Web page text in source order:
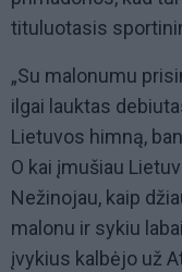
tituluotasis
„Su malonumu
ilgai lauktas
Lietuvos himną,
O kai įmušiau
Nežinojau, kaip
malonu ir sykiu
įvykius kalbėjo už